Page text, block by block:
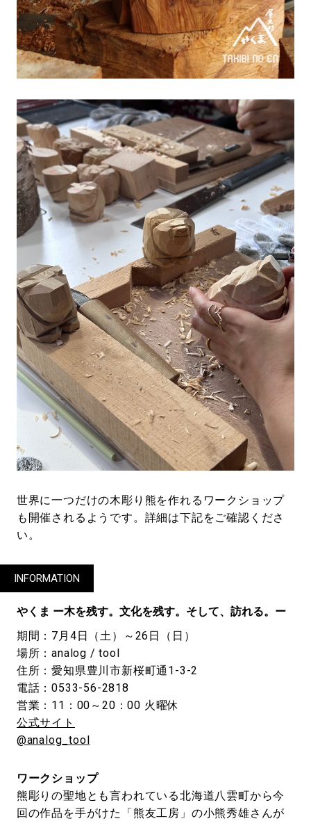
世界に一つだけの木彫り熊を作れるワークショップ
も開催されるようです。詳細は下記をご確認くださ
い。
INFORMATION
やくま ー木を残す。文化を残す。そして、訪れる。ー
期間：7月4日（土）～26日（日）
場所：analog / tool
住所：愛知県豊川市新桜町通1-3-2
電話：0533-56-2818
営業：11：00～20：00 火曜休
公式サイト
@analog_tool
ワークショップ
熊彫りの聖地とも言われている北海道八雲町から今
回の作品を手がけた「熊友工房」の小熊秀雄さんが